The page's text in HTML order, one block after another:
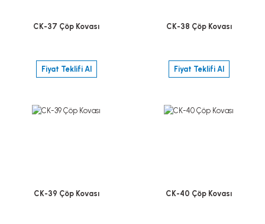
CK-37 Çöp Kovası
Fiyat Teklifi Al
CK-38 Çöp Kovası
Fiyat Teklifi Al
CK-39 Çöp Kovası CK-40 Çöp Kovası